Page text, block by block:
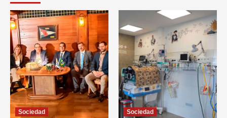
Sociedad Sociedad